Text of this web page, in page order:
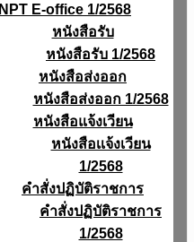
NPT E-office 1/2568
หนังสือรับ
หนังสือรับ 1/2568
หนังสือส่งออก
หนังสือส่งออก 1/2568
หนังสือแจ้งเวียน
หนังสือเเจ้งเวียน
1/2568
คำสั่งปฏิบัติราชการ
คำสั่งปฏิบัติราชการ
1/2568